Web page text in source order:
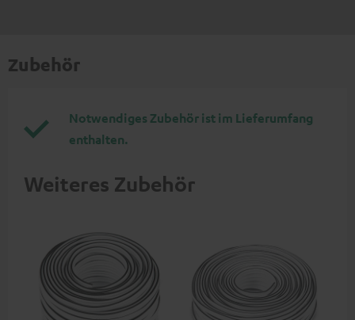
Zubehör
Notwendiges Zubehör ist im Lieferumfang
enthalten.
Weiteres Zubehör